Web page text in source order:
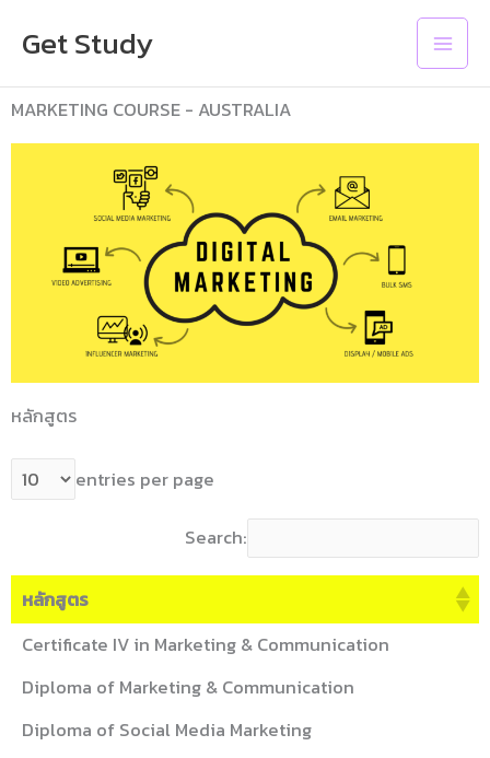
content
Get Study
Main
MARKETING COURSE - AUSTRALIA
หลักสูตร
entries per page
Search:
หลักสูตร
Certificate IV in Marketing & Communication
Diploma of Marketing & Communication
Diploma of Social Media Marketing